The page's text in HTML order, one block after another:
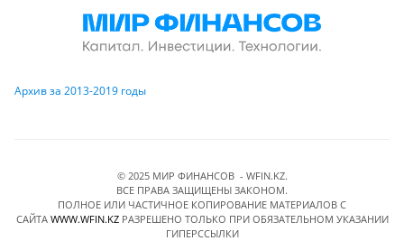
Архив за 2013-2019 годы
© 2025 МИР ФИНАНСОВ - WFIN.KZ.
ВСЕ ПРАВА ЗАЩИЩЕНЫ ЗАКОНОМ.
ПОЛНОЕ ИЛИ ЧАСТИЧНОЕ КОПИРОВАНИЕ МАТЕРИАЛОВ C
САЙТА WWW.WFIN.KZРАЗРЕШЕНО ТОЛЬКО ПРИ ОБЯЗАТЕЛЬНОМ УКАЗАНИИ
ГИПЕРССЫЛКИ